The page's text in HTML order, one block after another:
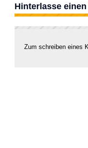
Hinterlasse
Zum schreiben eines